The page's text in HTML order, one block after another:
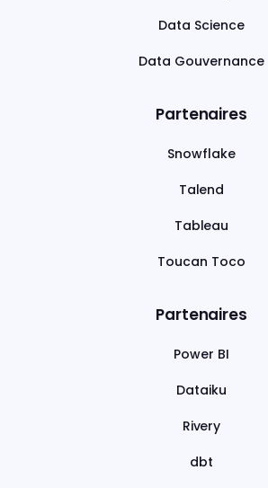
Data Science
Data Gouvernance
Partenaires
Snowflake
Talend
Tableau
Toucan Toco
Partenaires
Power BI
Dataiku
Rivery
dbt